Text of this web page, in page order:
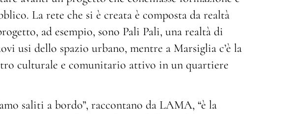
La rete che si è creata è composta da realtà
ad esempio, sono Pali Pali, una realtà di
usi dello spazio urbano, mentre a Marsiglia c’è la
culturale e comunitario attivo in un quartiere
saliti a bordo”, raccontano da LAMA, “è la